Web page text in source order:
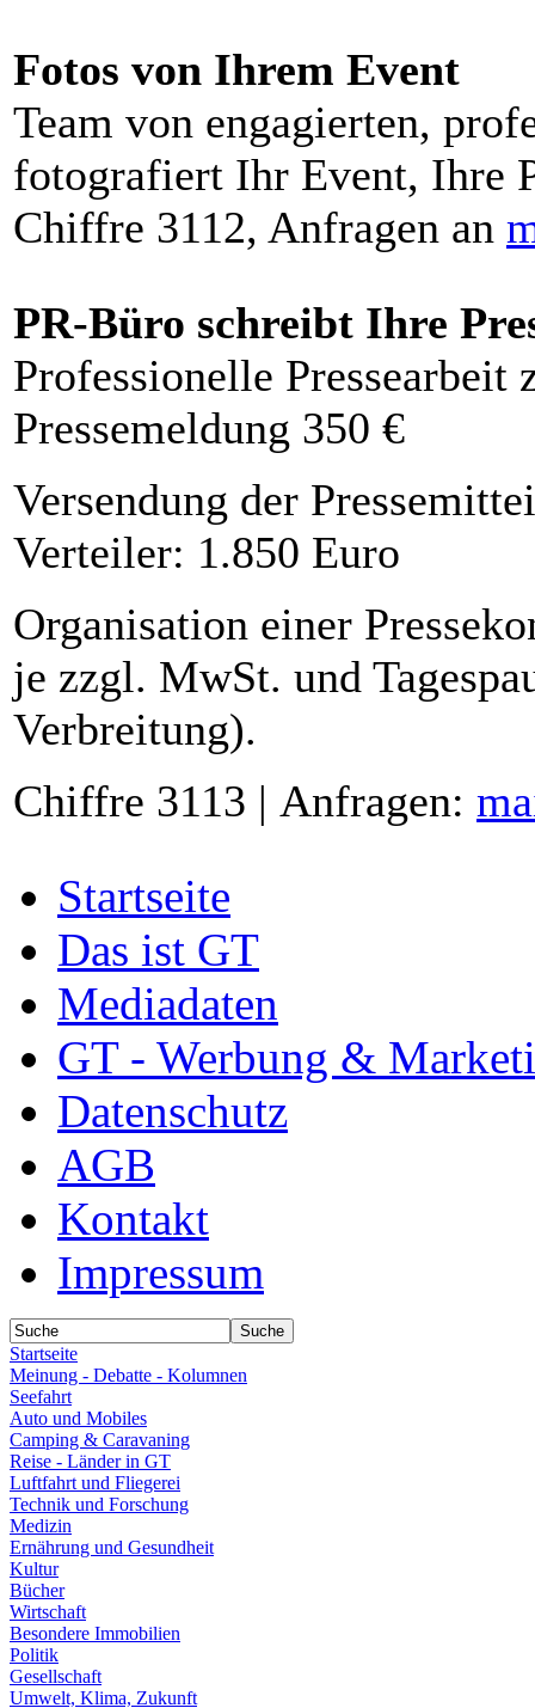
Fotos von Ihrem Event
Team von engagierten,
fotografiert Ihr Event, Ihre
Chiffre 3112, Anfragen an
PR-Büro schreibt Ihre
Professionelle Pressearbeit
Pressemeldung 350 €
Versendung der
Verteiler: 1.850 Euro
Organisation einer
je zzgl. MwSt. und
Verbreitung).
Chiffre 3113 | Anfragen:
Startseite
Das ist GT
Mediadaten
GT - Werbung &
Datenschutz
AGB
Kontakt
Impressum
Startseite
Meinung - Debatte - Kolumnen
Seefahrt
Auto und Mobiles
Camping & Caravaning
Reise - Länder in GT
Luftfahrt und Fliegerei
Technik und Forschung
Medizin
Ernährung und Gesundheit
Kultur
Bücher
Wirtschaft
Besondere Immobilien
Politik
Gesellschaft
Umwelt, Klima, Zukunft